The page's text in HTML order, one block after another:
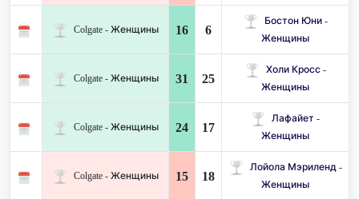
Colgate - Женщины 16 6
Бостон Юни -
Женщины
Colgate - Женщины 31 25
Холи Кросс -
Женщины
Colgate - Женщины 24 17
Лафайет -
Женщины
Colgate - Женщины 15 18
Лойола Мэриленд -
Женщины